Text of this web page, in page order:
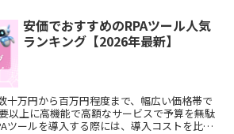
安価でおすすめのRPAツール人気
ランキング【2026年最新】
十万円から百万円程度まで、幅広い価格帯で
以上に高機能で高額なサービスで予算を無駄
ツールを導入する際には、導入コストを比較